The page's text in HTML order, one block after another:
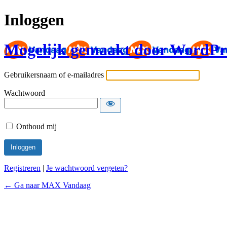
Inloggen
Mogelijk gemaakt door
Gebruikersnaam of e-mailadres
Wachtwoord
Onthoud mij
Registreren | Je wachtwoord vergeten?
← Ga naar MAX Vandaag